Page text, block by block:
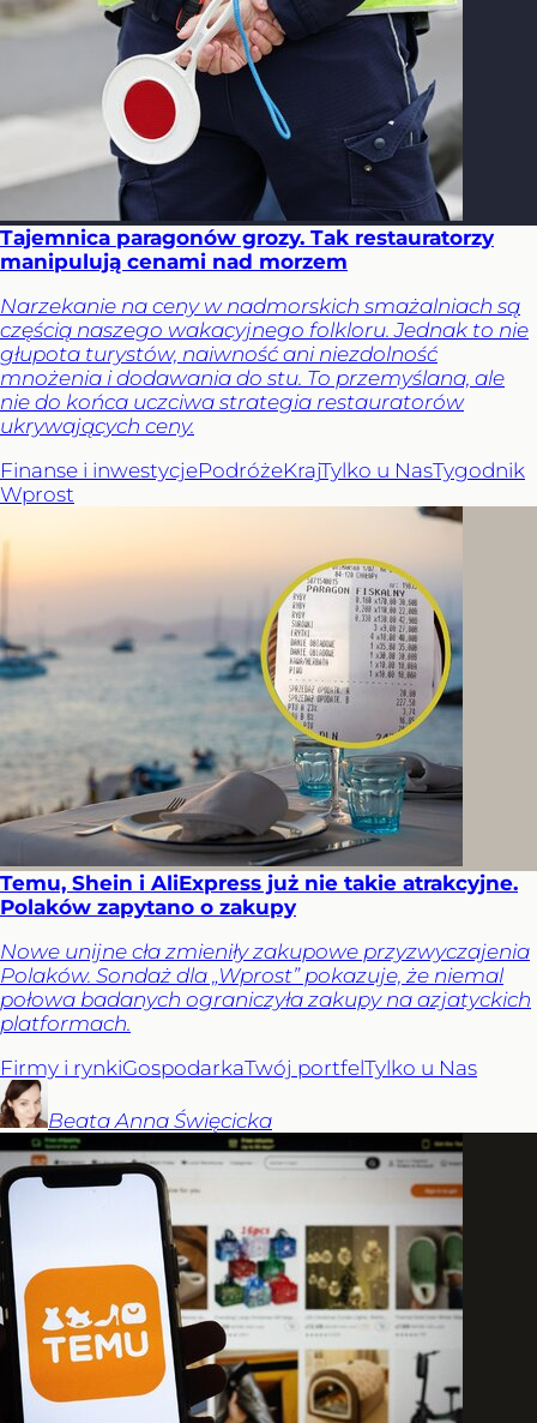
Tajemnica paragonów grozy. Tak restauratorzy
manipulują cenami nad morzem
Narzekanie na ceny w nadmorskich smażalniach są
częścią naszego wakacyjnego folkloru. Jednak to nie
głupota turystów, naiwność ani niezdolność
mnożenia i dodawania do stu. To przemyślana, ale
nie do końca uczciwa strategia restauratorów
ukrywających ceny.
Finanse i inwestycjePodróżeKrajTylko u NasTygodnik
Wprost
Temu, Shein i AliExpress już nie takie atrakcyjne.
Polaków zapytano o zakupy
Nowe unijne cła zmieniły zakupowe przyzwyczajenia
Polaków. Sondaż dla „Wprost” pokazuje, że niemal
połowa badanych ograniczyła zakupy na azjatyckich
platformach.
Firmy i rynkiGospodarkaTwój portfelTylko u Nas
Beata Anna Święcicka